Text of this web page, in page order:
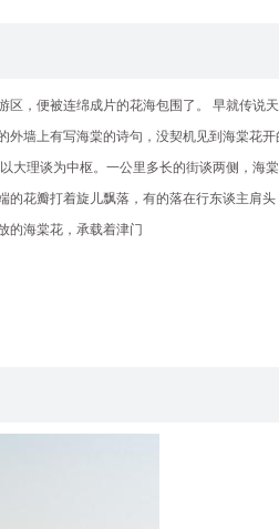
区，便被连绵成片的花海包围了。 早就传说
外墙上有写海棠的诗句，没契机见到海棠花
大理谈为中枢。一公里多长的街谈两侧，海
的花瓣打着旋儿飘落，有的落在行东谈主肩
的海棠花，承载着津门